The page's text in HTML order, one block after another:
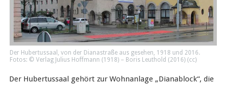
Der Hubertussaal, von der Dianastraße aus gesehen, 1918 und 2016.
Fotos: © Verlag Julius Hoffmann (1918) – Boris Leuthold (2016) (cc)
Der Hubertussaal gehört zur Wohnanlage „Dianablock“, die